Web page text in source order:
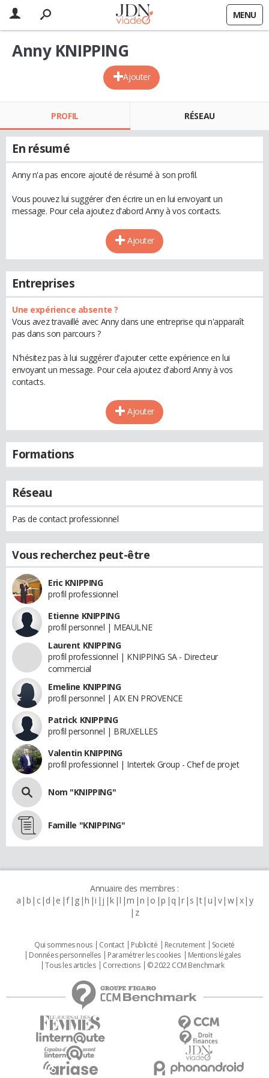
MENU
Ajouter
Anny KNIPPING
PROFIL RÉSEAU
En résumé
Anny n'a pas encore ajouté de résumé à son profil.
Vous pouvez lui suggérer d'en écrire un en lui envoyant un
message. Pour cela ajoutez d'abord Anny à vos contacts.
Ajouter
Entreprises
Une expérience absente ?
Vous avez travaillé avec Anny dans une entreprise qui n'apparaît
pas dans son parcours ?
N'hésitez pas à lui suggérer d'ajouter cette expérience en lui
envoyant un message. Pour cela ajoutez d'abord Anny à vos
contacts.
Ajouter
Formations
Réseau
Pas de contact professionnel
Vous recherchez peut-être
Eric KNIPPING
profil professionnel
Etienne KNIPPING
profil personnel | MEAULNE
Laurent KNIPPING
profil professionnel | KNIPPING SA - Directeur
commercial
Emeline KNIPPING
profil personnel | AIX EN PROVENCE
Patrick KNIPPING
profil personnel | BRUXELLES
Valentin KNIPPING
profil professionnel | Intertek Group - Chef de projet
Nom "KNIPPING"
Famille "KNIPPING"
Annuaire des membres :
a b c d e f g h i j k l m n o p q r s t u v w x y
z
Qui sommes nous Contact Publicité Recrutement
Societé
Données personnelles
Paramétrer les cookies
Mentions légales
Tous les articles
Corrections © 2022 CCM Benchmark